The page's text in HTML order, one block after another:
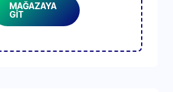
MAĞAZAYA
GİT